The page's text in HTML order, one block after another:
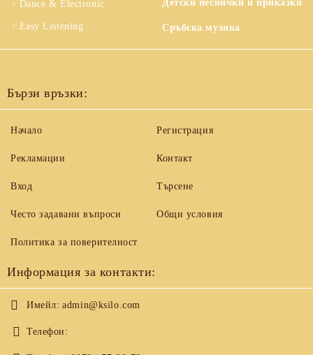
Dance & Electronic
Easy Listening
Детски песнички и приказки
Сръбска музика
Бързи връзки:
Начало
Рекламации
Вход
Често задавани въпроси
Регистрация
Контакт
Търсене
Общи условия
Политика за поверителност
Информация за контакти:
Имейл: admin@ksilo.com
Телефон: